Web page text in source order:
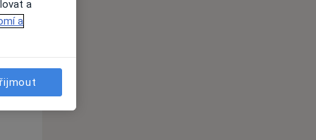
10 Srpen
a
a